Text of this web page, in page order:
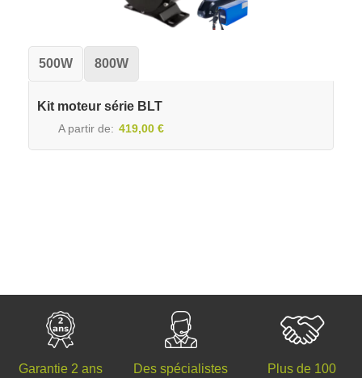
500W 800W
Kit moteur série BLT
A partir de 419,00 €
Garantie 2 ans
Des spécialistes
Plus de 100